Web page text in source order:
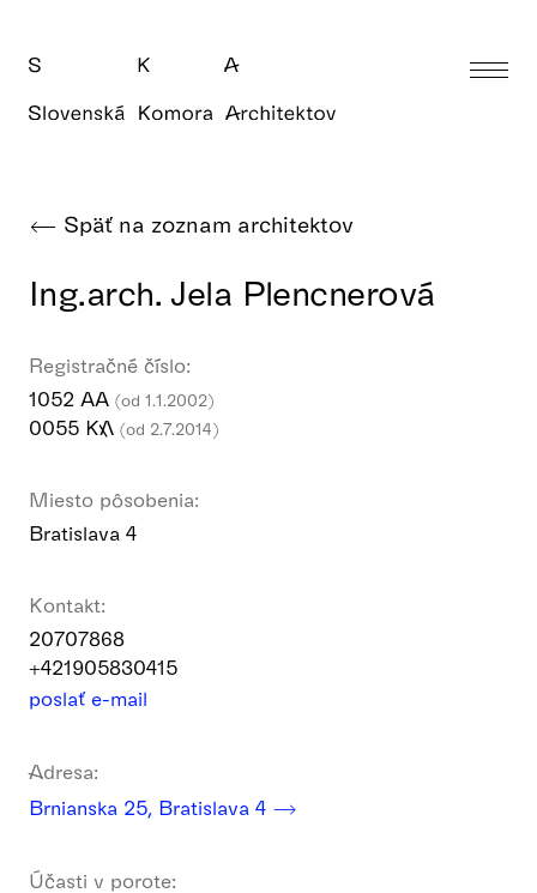
Späť na zoznam architektov
Ing.arch. Jela Plencnerová
Registračné číslo:
1052 AA (od 1.1.2002)
0055 KA (od 2.7.2014)
Miesto pôsobenia:
Bratislava 4
Kontakt:
20707868
+421905830415
poslať e-mail
Adresa:
Brnianska 25, Bratislava 4
Účasti v porote: